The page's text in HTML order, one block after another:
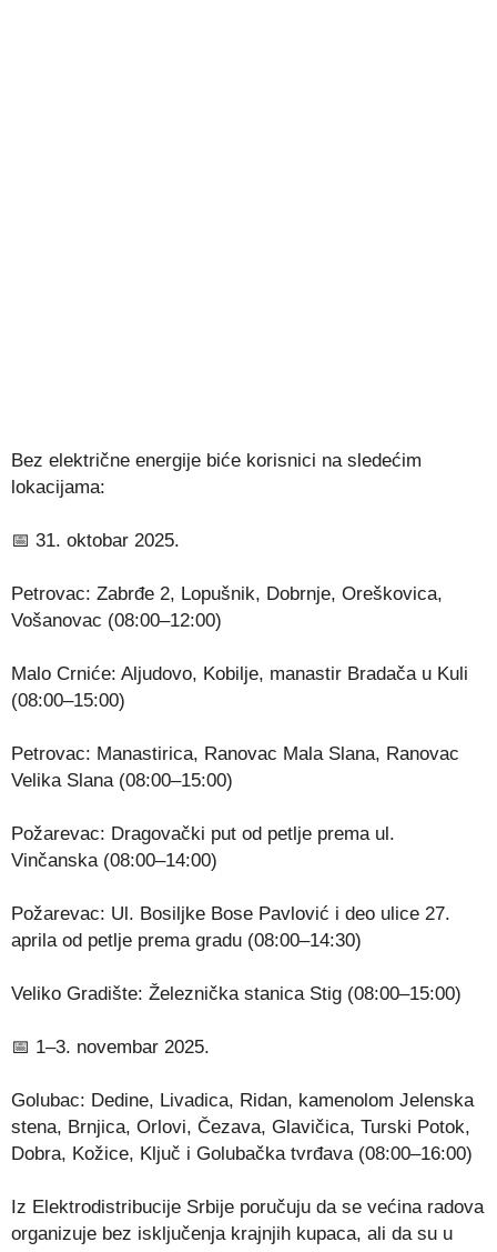
Bez električne energije biće korisnici na sledećim
lokacijama:
📅 31. oktobar 2025.
Petrovac: Zabrđe 2, Lopušnik, Dobrnje, Oreškovica,
Vošanovac (08:00–12:00)
Malo Crniće: Aljudovo, Kobilje, manastir Bradača u Kuli
(08:00–15:00)
Petrovac: Manastirica, Ranovac Mala Slana, Ranovac
Velika Slana (08:00–15:00)
Požarevac: Dragovački put od petlje prema ul.
Vinčanska (08:00–14:00)
Požarevac: Ul. Bosiljke Bose Pavlović i deo ulice 27.
aprila od petlje prema gradu (08:00–14:30)
Veliko Gradište: Železnička stanica Stig (08:00–15:00)
📅 1–3. novembar 2025.
Golubac: Dedine, Livadica, Ridan, kamenolom Jelenska
stena, Brnjica, Orlovi, Čezava, Glavičica, Turski Potok,
Dobra, Kožice, Ključ i Golubačka tvrđava (08:00–16:00)
Iz Elektrodistribucije Srbije poručuju da se većina radova
organizuje bez isključenja krajnjih kupaca, ali da su u